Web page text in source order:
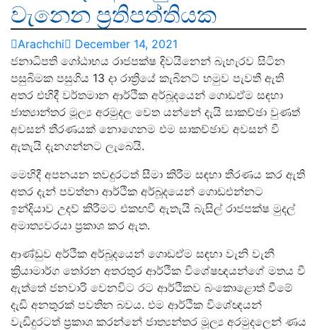
වැනෙන ප්‍රතිපත්තියක
Arachchi
December 14, 2021
ජනාධිපති ගෝඨාභය රාජපක්ෂ දිවයිනෙන් බැහැරව සිටින
පසුබිමක පසුගිය 13 දා රාත්‍රියේ කැබිනට් හමුව පැවතී ඇති
අතර එහිදී වර්තමාන ආර්ථික අර්බූදයෙන් ගොඩඒම සඳහා
ජාත්‍යාන්තර මූල්‍ය අරමුදල වෙත යන්නේ දැයි සාකච්ඡා වුණත්
අවසන් තීරණයක් නොගෙනම එම සාකච්ඡාව අවසන් වී
ඇතැයි දැනගන්නට ලැබෙයි.
මෙහිදී අපනයන තවදුරටත් සීමා කිරීම සඳහා තීරණය කර ඇති
අතර දැන් පවත්නා ආර්ථික අර්බූදයෙන් ගොඩඑන්නට
ඉන්දියාව උදව් කිරීමට එකඟවී ඇතැයි බැසිල් රාජපක්ෂ මුදල්
අමාත්‍යවරයා ප්‍රකාශ කර ඇත.
ආණ්ඩුව අර්ථික අර්බූදයෙන් ගොඩඒම සඳහා වැනි වැනී
ක්‍රියාමාර්ග තෝරන අතරතුර ආර්ථික විශේෂඥයන්ගේ මතය වී
ඇත්තේ ජනවාරි වෙනවිට රට ආර්ථිකව බංකොළොත් වීමේ
දැඩි අනතුරක් පවතින බවය. එම ආර්ථික විශේඥයන්
වැඩිදුරටත් ප්‍රකාශ කරන්නේ ජාත්‍යන්තර මූල්‍ය අරමුදලෙන් ණය